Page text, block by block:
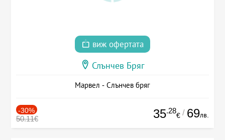
виж офертата
Слънчев Бряг
Марвел - Слънчев бряг
-30%
50.11€ 35.28
€ / 69лв.